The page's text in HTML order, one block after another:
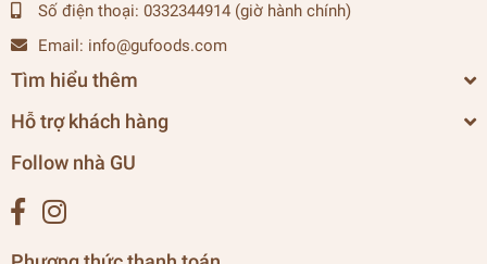
Số điện thoại: 0332344914 (giờ hành chính)
Email: info@gufoods.com
Tìm hiểu thêm
Hỗ trợ khách hàng
Follow nhà GU